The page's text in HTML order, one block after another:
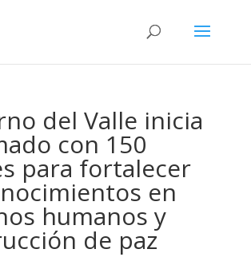
del Valle inicia
con 150
para fortalecer
en
humanos y
de paz